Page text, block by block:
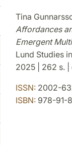
Tina
Affordances
Emergent
Lund Studies
2025 | 262 s. |
ISSN:2002-
ISBN:978-91-